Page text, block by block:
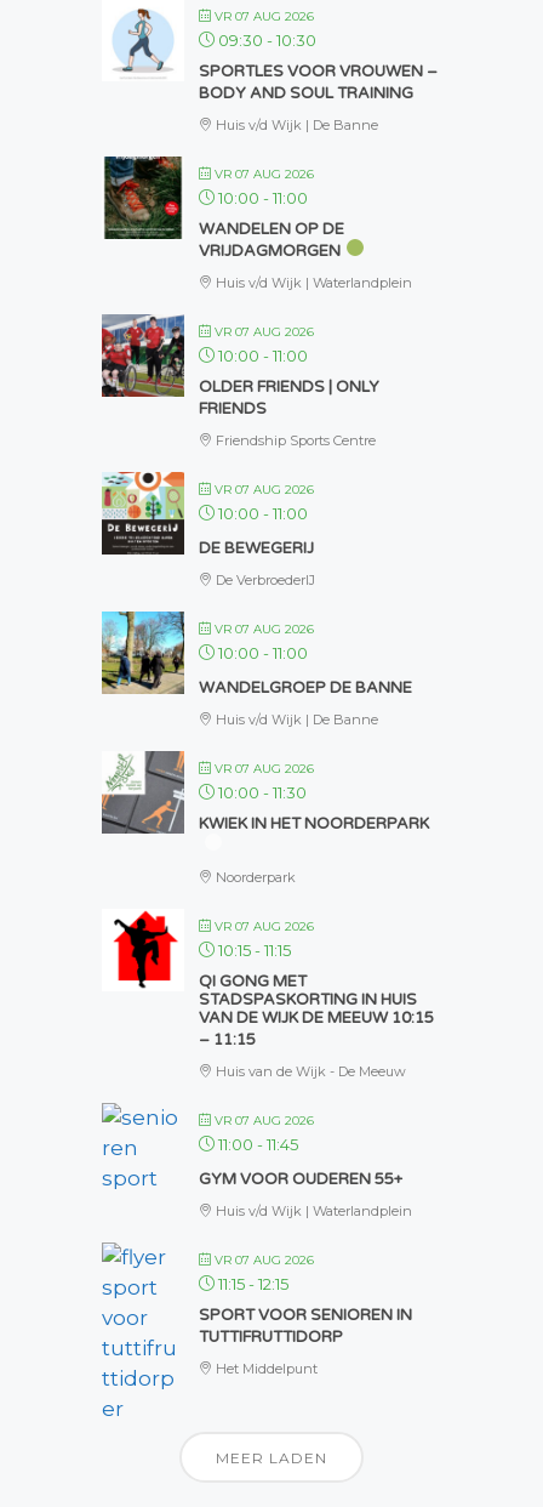
VR 07 AUG 2026
09:30 -10:30
SPORTLES VOOR VROUWEN –
BODY AND SOUL TRAINING
Huis v/d Wijk | De Banne
VR 07 AUG 2026
10:00 -11:00
WANDELEN OP DE
VRIJDAGMORGEN
Huis v/d Wijk | Waterlandplein
VR 07 AUG 2026
10:00 -11:00
OLDER FRIENDS | ONLY
FRIENDS
Friendship Sports Centre
VR 07 AUG 2026
10:00 -11:00
DE BEWEGERIJ
De VerbroederIJ
VR 07 AUG 2026
10:00 -11:00
WANDELGROEP DE BANNE
Huis v/d Wijk | De Banne
VR 07 AUG 2026
10:00 -11:30
KWIEK IN HET NOORDERPARK
Noorderpark
VR 07 AUG 2026
10:15-11:15
QI GONG MET
STADSPASKORTING IN HUIS
VAN DE WIJK DE MEEUW 10:15
– 11:15
Huis van de Wijk - De Meeuw
VR 07 AUG 2026
11:00 -11:45
GYM VOOR OUDEREN 55+
Huis v/d Wijk | Waterlandplein
VR 07 AUG 2026
11:15-12:15
SPORT VOOR SENIOREN IN
TUTTIFRUTTIDORP
Het Middelpunt
MEER LADEN